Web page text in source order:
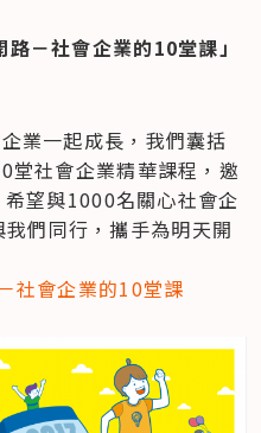
－社會企業的10堂課」
業一起成長，我們囊括
堂社會企業精華課程，邀
望與1000名關心社會企
們同行，攜手為明天開
社會企業的10堂課